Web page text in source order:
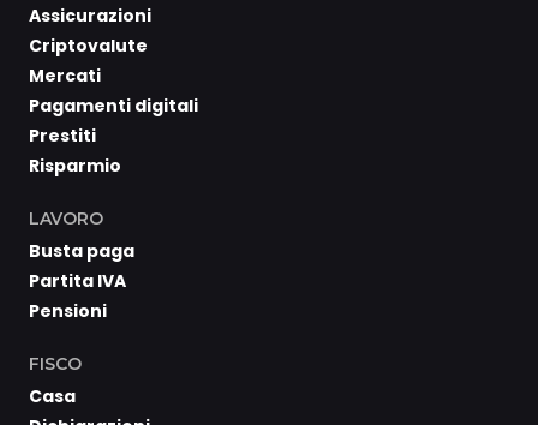
Assicurazioni
Criptovalute
Mercati
Pagamenti digitali
Prestiti
Risparmio
LAVORO
Busta paga
Partita IVA
Pensioni
FISCO
Casa